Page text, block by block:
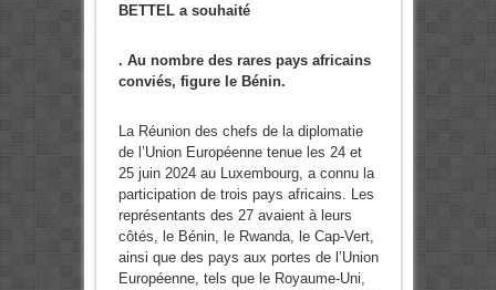
BETTEL a souhaité
. Au nombre des rares pays africains
conviés, figure le Bénin.
La Réunion des chefs de la diplomatie
de l’Union Européenne tenue les 24 et
25 juin 2024 au Luxembourg, a connu la
participation de trois pays africains. Les
représentants des 27 avaient à leurs
côtés, le Bénin, le Rwanda, le Cap-Vert,
ainsi que des pays aux portes de l’Union
Européenne, tels que le Royaume-Uni,